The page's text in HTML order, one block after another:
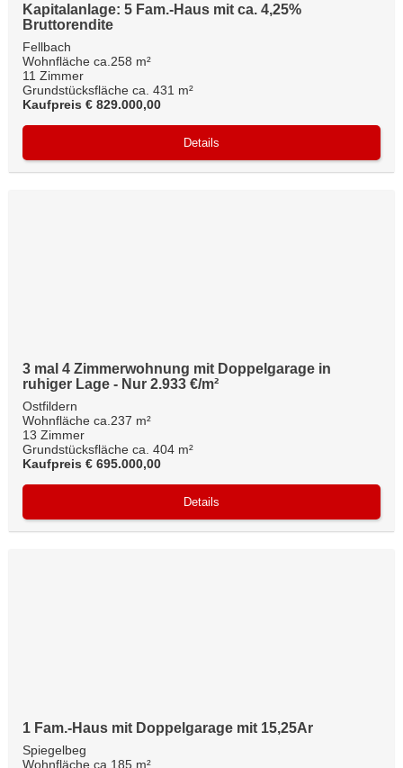
Kapitalanlage: 5 Fam.-Haus mit ca. 4,25%
Bruttorendite
Fellbach
Wohnfläche ca.258 m²
11 Zimmer
Grundstücksfläche ca. 431 m²
Kaufpreis € 829.000,00
Details
3 mal 4 Zimmerwohnung mit Doppelgarage in
ruhiger Lage - Nur 2.933 €/m²
Ostfildern
Wohnfläche ca.237 m²
13 Zimmer
Grundstücksfläche ca. 404 m²
Kaufpreis € 695.000,00
Details
1 Fam.-Haus mit Doppelgarage mit 15,25Ar
Spiegelbeg
Wohnfläche ca.185 m²